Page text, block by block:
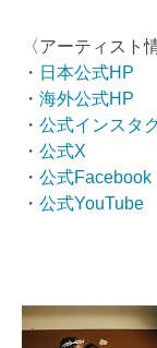
〈アーティスト
・ 日本公式HP
・ 海外公式HP
・ 公式インスタ
・ 公式X
・ 公式Facebook
・ 公式YouTube